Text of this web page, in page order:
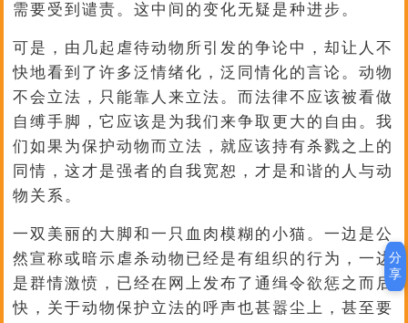
需要受到谴责。这中间的变化无疑是种进步。
可是，由几起虐待动物所引发的争论中，却让人不
快地看到了许多泛情绪化，泛同情化的言论。动物
不会立法，只能靠人来立法。而法律不应该被看做
自缚手脚，它应该是为我们来争取更大的自由。我
们如果为保护动物而立法，就应该持有杀戮之上的
同情，这才是强者的自我宽恕，才是和谐的人与动
物关系。
一双美丽的大脚和一只血肉模糊的小猫。一边是公
然宣称或暗示虐杀动物已经是有组织的行为，一边
是群情激愤，已经在网上发布了通缉令欲惩之而后
快，关于动物保护立法的呼声也甚嚣尘上，甚至要
分
享